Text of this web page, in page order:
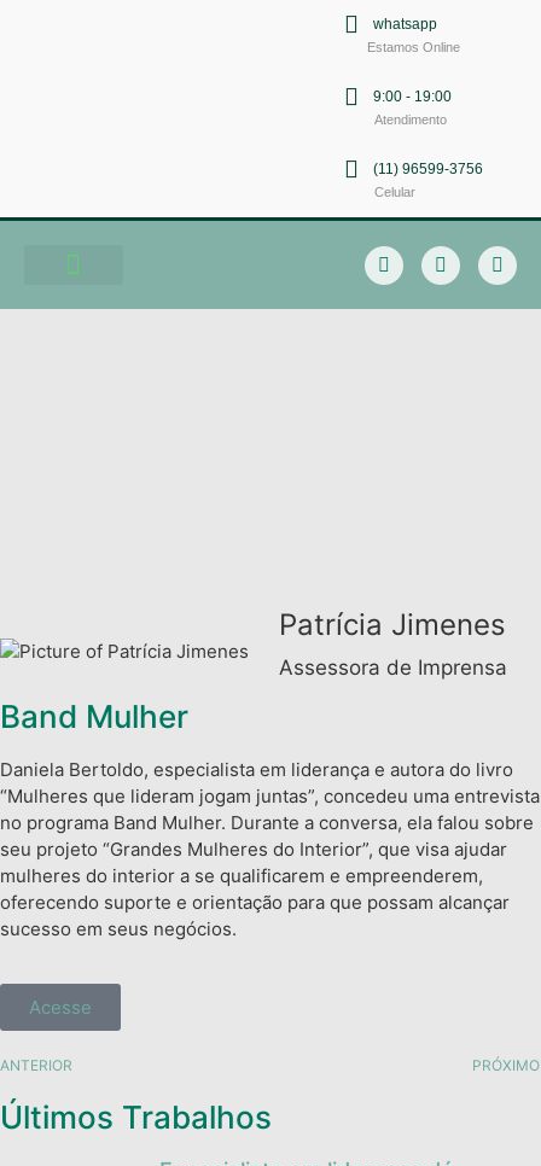
whatsapp
Estamos Online
9:00 - 19:00
Atendimento
(11) 96599-3756
Celular
Patrícia Jimenes
Assessora de Imprensa
Band Mulher
Daniela Bertoldo, especialista em liderança e autora do livro
“Mulheres que lideram jogam juntas”, concedeu uma entrevista
no programa Band Mulher. Durante a conversa, ela falou sobre
seu projeto “Grandes Mulheres do Interior”, que visa ajudar
mulheres do interior a se qualificarem e empreenderem,
oferecendo suporte e orientação para que possam alcançar
sucesso em seus negócios.
Acesse
ANTERIOR PRÓXIMO
Últimos Trabalhos